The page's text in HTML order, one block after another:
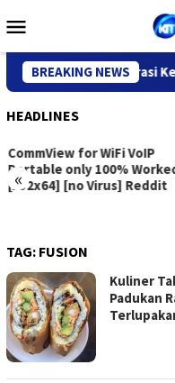
to
Menu
BREAKING NEWS
Kantor Imigrasi Kediri
HEADLINES
«
CommView for WiFi VoIP
Portable only 100%
[x32x64] [no Virus] Reddit
TAG: FUSION
Kuliner
Padukan